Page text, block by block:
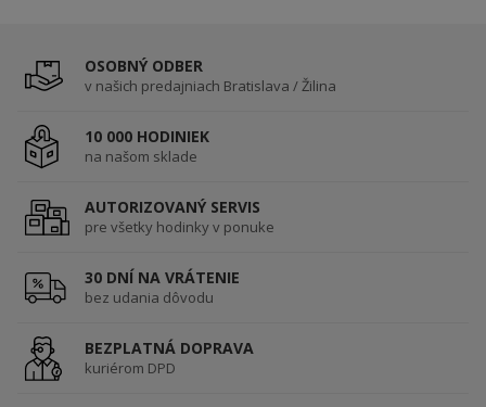
OSOBNÝ ODBER
v našich predajniach Bratislava / Žilina
10 000 HODINIEK
na našom sklade
AUTORIZOVANÝ SERVIS
pre všetky hodinky v ponuke
30 DNÍ NA VRÁTENIE
bez udania dôvodu
BEZPLATNÁ DOPRAVA
kuriérom DPD